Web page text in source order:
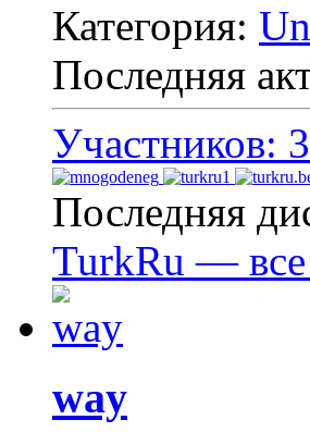
Категория:
Последняя
Участников: 3
Последняя
TurkRu — все
way